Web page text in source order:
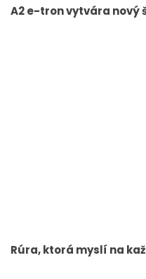
A2 e-tron vytvára
Rúra, ktorá myslí na